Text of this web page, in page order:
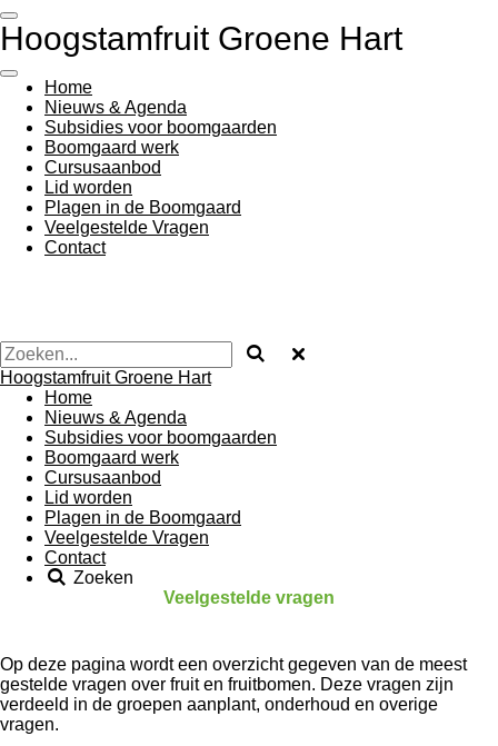
Ga
direct
de
hoofdinhoud
Hoogstamfruit Groene Hart
Home
Nieuws & Agenda
Subsidies voor boomgaarden
Boomgaard werk
Cursusaanbod
Lid worden
Plagen in de Boomgaard
Veelgestelde Vragen
Contact
Hoogstamfruit Groene Hart
Home
Nieuws & Agenda
Subsidies voor boomgaarden
Boomgaard werk
Cursusaanbod
Lid worden
Plagen in de Boomgaard
Veelgestelde Vragen
Contact
Zoeken
Veelgestelde vragen
Op deze pagina wordt een overzicht gegeven van de meest
gestelde vragen over fruit en fruitbomen. Deze vragen zijn
verdeeld in de groepen aanplant, onderhoud en overige
vragen.